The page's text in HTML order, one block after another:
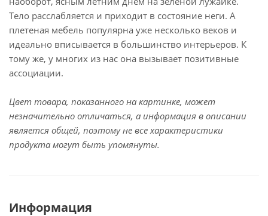
Тело расслабляется и приходит в состояние неги. А
плетеная мебель популярна уже несколько веков и
идеально вписывается в большинство интерьеров. К
тому же, у многих из нас она вызывает позитивные
ассоциации.
Цвет товара, показанного на картинке, может
незначительно отличаться, а информация в описании
является общей, поэтому не все характеристики
продукта могут быть упомянуты.
Информация